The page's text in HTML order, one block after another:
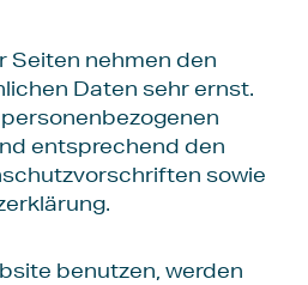
Seiten nehmen den
Daten sehr ernst.
entsprechend den
sowie
benutzen, werden